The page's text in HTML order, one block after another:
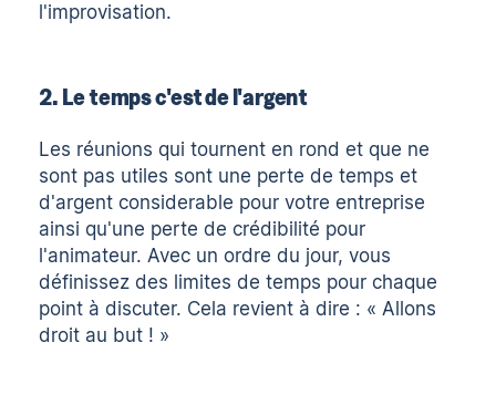
l'improvisation.
2. Le temps c'est de l'argent
Les réunions qui tournent en rond et que ne
sont pas utiles sont une perte de temps et
d'argent considerable pour votre entreprise
ainsi qu'une perte de crédibilité pour
l'animateur. Avec un ordre du jour, vous
définissez des limites de temps pour chaque
point à discuter. Cela revient à dire : « Allons
droit au but ! »